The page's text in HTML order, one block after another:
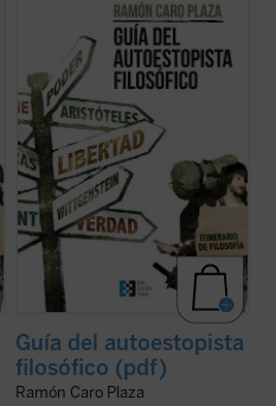
Explora este mundo, la realidad que te
rodea y la que te constituye. La obra que
tienes ahora en tus manos pretende
rastrear los enclaves principales en
compañía de los grandes pensadores.
Además, te ofrece herramientas para
localizar tu propio ...
Guía del autoestopista
filosófico (pdf)
Ramón Caro Plaza